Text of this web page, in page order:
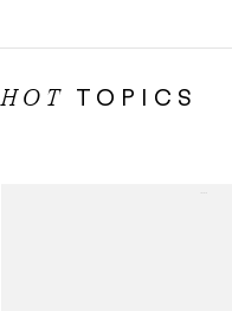
HOT TOPICS